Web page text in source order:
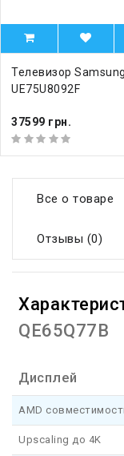
Телевизор Samsung
UE75U8092F
37599 грн.
Все о товаре
Отзывы (0)
QE65Q77B
Дисплей
AMD
Upscaling до 4K